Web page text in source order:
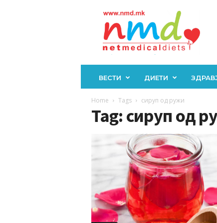
ВЕСТИ ДИЕТИ
Home Tags сируп од ружи
Tag: сируп од